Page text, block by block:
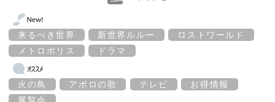
来るべき世界 新世界ルルー
ロストワールド
メトロポリス
ドラマ
火の鳥 アポロの歌 テレビ
お得情報